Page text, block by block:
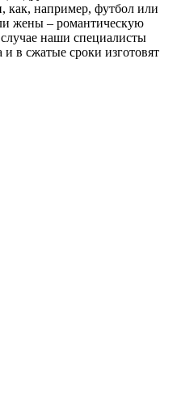
как, например, футбол или
жены – романтическую
наши специалисты
в сжатые сроки изготовят